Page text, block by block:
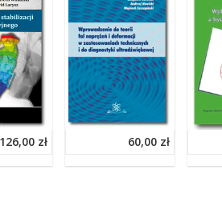
126,00 zł 60,00 zł